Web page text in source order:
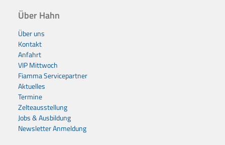
Über Hahn
Über uns
Kontakt
Anfahrt
VIP Mittwoch
Fiamma Servicepartner
Aktuelles
Termine
Zelteausstellung
Jobs & Ausbildung
Newsletter Anmeldung